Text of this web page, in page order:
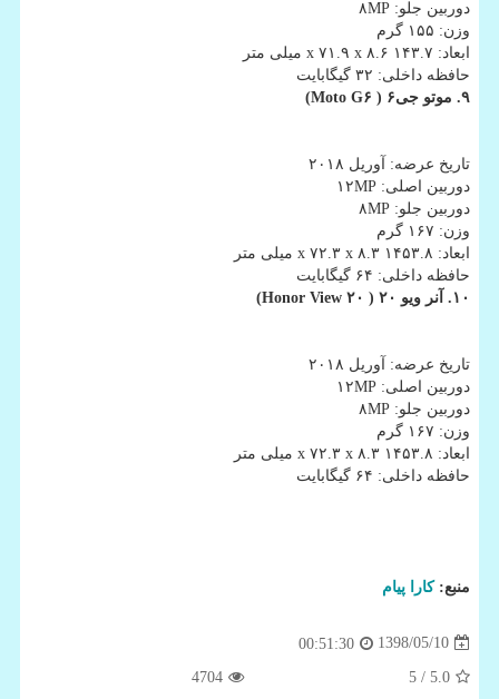
دوربین جلو: ۸MP
وزن: ۱۵۵ گرم
ابعاد: ۱۴۳.۷ x ۷۱.۹ x ۸.۶ میلی متر
حافظه داخلی: ۳۲ گیگابایت
۹. موتو جی۶ ( Moto G۶
)
تاریخ عرضه: آوریل ۲۰۱۸
دوربین اصلی: ۱۲MP
دوربین جلو: ۸MP
وزن: ۱۶۷ گرم
ابعاد: ۱۴۵۳.۸ x ۷۲.۳ x ۸.۳ میلی متر
حافظه داخلی: ۶۴ گیگابایت
۱۰. آنر ویو ۲۰ ( Honor View ۲۰
)
تاریخ عرضه: آوریل ۲۰۱۸
دوربین اصلی: ۱۲MP
دوربین جلو: ۸MP
وزن: ۱۶۷ گرم
ابعاد: ۱۴۵۳.۸ x ۷۲.۳ x ۸.۳ میلی متر
حافظه داخلی: ۶۴ گیگابایت
منبع:كارا پیام
1398/05/10
00:51:30
5.0
/ 5
4704